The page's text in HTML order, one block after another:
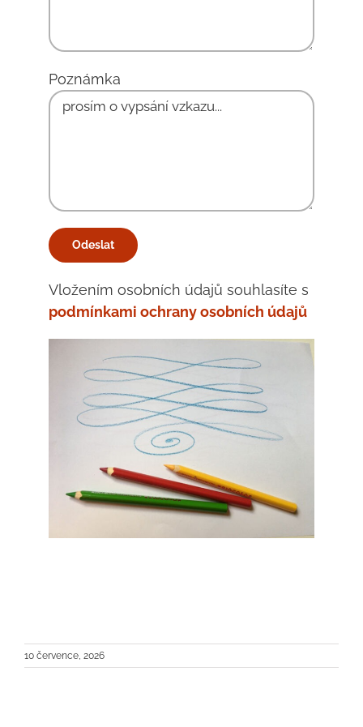
Poznámka
Vložením osobních údajů souhlasíte s
podmínkami ochrany osobních údajů
10 července, 2026